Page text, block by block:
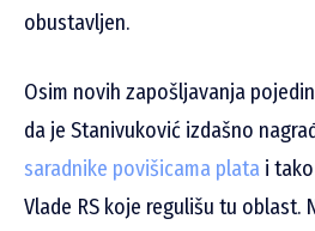
obustavljen.
Osim novih zapošljavanja
da je Stanivuković izdašno
saradnike povišicama plata i
Vlade RS koje regulišu tu oblast.